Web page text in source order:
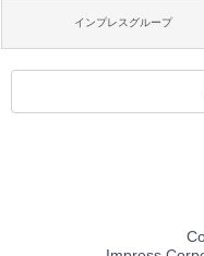
インプレスグループ